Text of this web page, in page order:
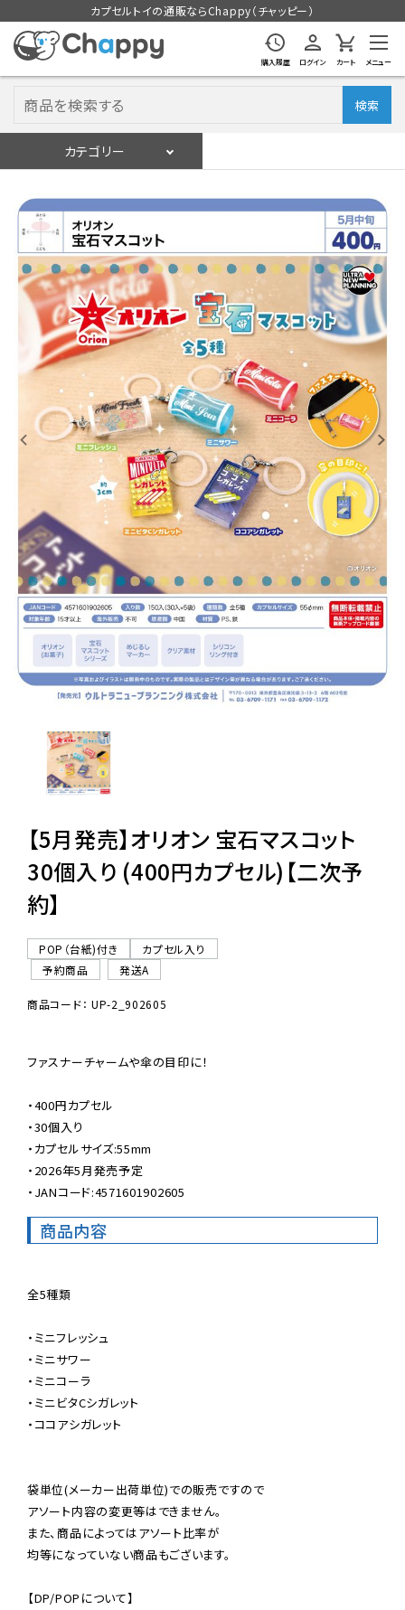
カプセルトイの通販ならChappy（チャッピー）
購入履歴 ログイン カート メニュー
検索
カテゴリー
ログイン 会員登録
入荷スケジュールをチェック
カプセルトイマシン本体
カプセルトイ
販促用空カプセル
レンタル
景品・玩具・文具
販促用カプセルトイ
よくあるご質問
ご利用ガイド
06-6282-7659
【5月発売】オリオン 宝石マスコット
30個入り (400円カプセル)【二次予
約】
POP（台紙)付き
カプセル入り
予約商品
発送A
商品コード： UP-2_902605
ファスナーチャームや傘の目印に！
・400円カプセル
・30個入り
・カプセルサイズ:55mm
・2026年5月発売予定
・JANコード:4571601902605
商品内容
全5種類
・ミニフレッシュ
・ミニサワー
・ミニコーラ
・ミニビタCシガレット
・ココアシガレット
袋単位(メーカー出荷単位)での販売ですので
アソート内容の変更等はできません。
また、商品によってはアソート比率が
均等になっていない商品もございます。
【DP/POPについて】